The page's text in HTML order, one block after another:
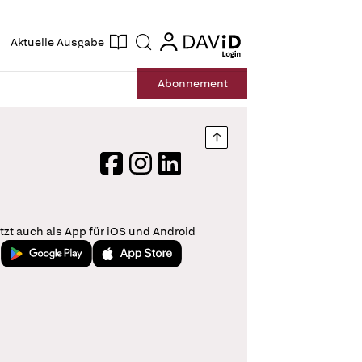
Aktuelle Ausgabe Suche login
login
Abonnement
Nach oben springen
FacebookInstagram
LinkedIn
auch als App für iOS und Android
Jetzt bei Google PlayLaden im App Store